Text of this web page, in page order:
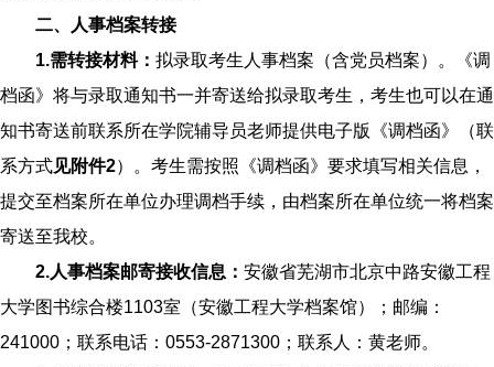
二、
人事档案转接
1.需转接材料： 拟录取考生人事档案（含党员档案）。《调
档函》将与录取通知书一并寄送给拟录取考生，考生也可以在通
知书寄送前联系所在学院辅导员老师提供电子版《调档函》（联
系方式见附件2）。考生需按照《调档函》要求填写相关信息，
提交至档案所在单位办理调档手续，由档案所在单位统一将档案
寄送至我校。
2.人事档案邮寄接收信息： 安徽省芜湖市北京中路安徽工程
大学图书综合楼1103室（安徽工程大学档案馆）；邮编：
241000；联系电话：0553-2871300；联系人：黄老师。